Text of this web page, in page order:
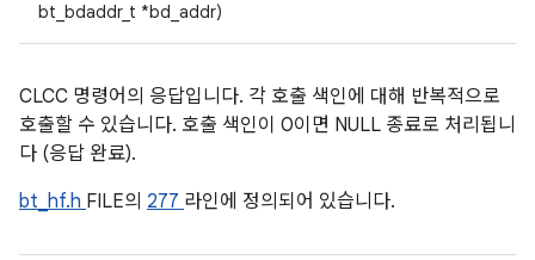
bt_bdaddr_t *bd_addr)
CLCC 명령어의 응답입니다. 각 호출 색인에 대해 반복적으로
호출할 수 있습니다. 호출 색인이 0이면 NULL 종료로 처리됩니
다 (응답 완료).
bt_hf.h FILE의 277 라인에 정의되어 있습니다.